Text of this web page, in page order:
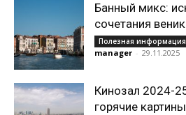
Банный микс:
сочетания
Полезная информация
manager - 29.11.2025
Кинозал 2024-
горячие